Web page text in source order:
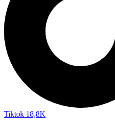
Tiktok 18,8K